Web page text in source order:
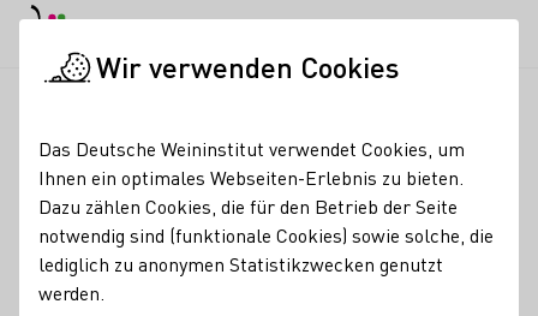
Calmasino
Fakten
Land
Dänemark
Wir verwenden Cookies
Das Deutsche Weininstitut verwendet Cookies, um
Ihnen ein optimales Webseiten-Erlebnis zu bieten.
Dazu zählen Cookies, die für den Betrieb der Seite
notwendig sind (funktionale Cookies) sowie solche, die
lediglich zu anonymen Statistikzwecken genutzt
werden.